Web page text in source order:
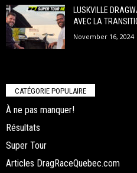
LUSKVILLE
AVEC LA
November 16, 2024
CATÉGORIE POPULAIRE
À ne pas manquer!
Résultats
Super Tour
Articles DragRaceQuebec.com